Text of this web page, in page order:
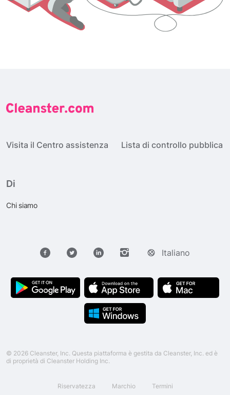
Visita il Centro assistenza Lista di controllo pubblica
Di
Chi siamo
Italiano
© 2026 Cleanster, Inc. Questa piattaforma è gestita da Cleanster, Inc. ed è
di proprietà di Cleanster Holding Inc.
Riservatezza Marchio Termini